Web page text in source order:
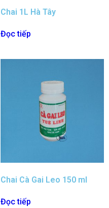
Chai 1L Hà Tây
Đọc tiếp
Chai Cà Gai Leo 150 ml
Đọc tiếp